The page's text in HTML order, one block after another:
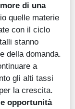
di una
quelle materie
con il ciclo
stanno
della domanda.
a
gli alti tassi
la crescita.
opportunità